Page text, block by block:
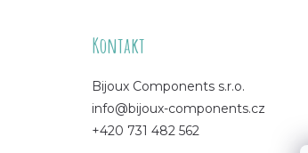
Kontakt
Bijoux Components s.r.o.
info@bijoux-components.cz
+420 731 482 562